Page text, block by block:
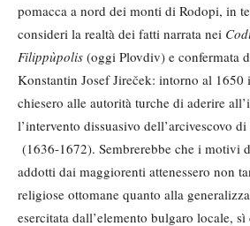
pomacca a nord dei monti di Rodopi, in
consideri la realtà dei fatti narrata nei
Filippùpolis (oggi Plovdiv) e confermata
Konstantin Josef Jireček: intorno al
chiesero alle autorità turche di aderire
l’intervento dissuasivo dell’arcivescovo
(1636-1672). Sembrerebbe che i motivi
addotti dai maggiorenti attenessero non
religiose ottomane quanto alla
esercitata dall’elemento bulgaro locale,